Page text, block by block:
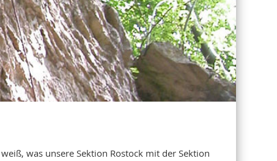
was unsere Sektion Rostock mit der Sektion